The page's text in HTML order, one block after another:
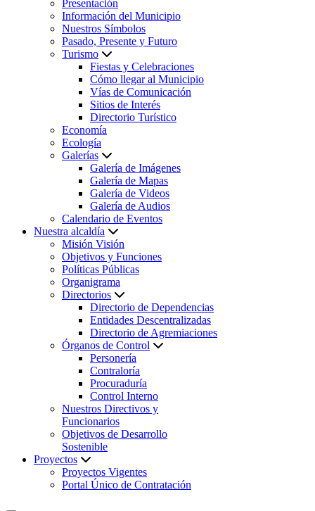
Presentación
Información del Municipio
Nuestros Símbolos
Pasado, Presente y Futuro
Turismo
Fiestas y Celebraciones
Cómo llegar al Municipio
Vías de Comunicación
Sitios de Interés
Directorio Turístico
Economía
Ecología
Galerías
Galería de Imágenes
Galería de Mapas
Galería de Videos
Galería de Audios
Calendario de Eventos
Nuestra alcaldía
Misión Visión
Objetivos y Funciones
Políticas Públicas
Organigrama
Directorios
Directorio de Dependencias
Entidades Descentralizadas
Directorio de Agremiaciones
Órganos de Control
Personería
Contraloría
Procuraduría
Control Interno
Nuestros Directivos y
Funcionarios
Objetivos de Desarrollo
Sostenible
Proyectos
Proyectos Vigentes
Portal Único de Contratación